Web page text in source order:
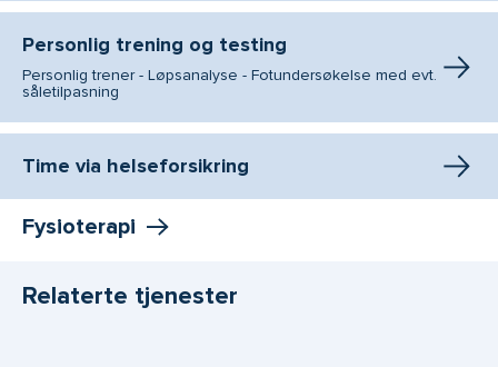
Personlig trening og testing
Personlig trener - Løpsanalyse - Fotundersøkelse med evt.
såletilpasning
Time via helseforsikring
Fysioterapi
Relaterte tjenester